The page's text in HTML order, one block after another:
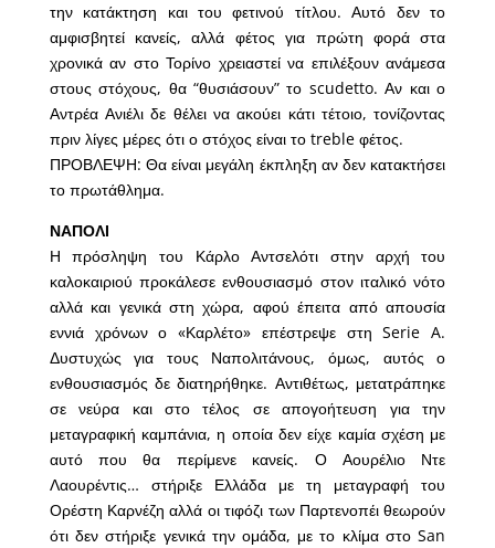
την κατάκτηση και του φετινού τίτλου. Αυτό δεν το
αμφισβητεί κανείς, αλλά φέτος για πρώτη φορά στα
χρονικά αν στο Τορίνο χρειαστεί να επιλέξουν ανάμεσα
στους στόχους, θα “θυσιάσουν” το scudetto. Αν και ο
Αντρέα Ανιέλι δε θέλει να ακούει κάτι τέτοιο, τονίζοντας
πριν λίγες μέρες ότι ο στόχος είναι το treble φέτος.
ΠΡΟΒΛΕΨΗ: Θα είναι μεγάλη έκπληξη αν δεν κατακτήσει
το πρωτάθλημα.
ΝΑΠΟΛΙ
Η πρόσληψη του Κάρλο Αντσελότι στην αρχή του
καλοκαιριού προκάλεσε ενθουσιασμό στον ιταλικό νότο
αλλά και γενικά στη χώρα, αφού έπειτα από απουσία
εννιά χρόνων ο «Καρλέτο» επέστρεψε στη Serie A.
Δυστυχώς για τους Ναπολιτάνους, όμως, αυτός ο
ενθουσιασμός δε διατηρήθηκε. Αντιθέτως, μετατράπηκε
σε νεύρα και στο τέλος σε απογοήτευση για την
μεταγραφική καμπάνια, η οποία δεν είχε καμία σχέση με
αυτό που θα περίμενε κανείς. Ο Αουρέλιο Ντε
Λαουρέντις… στήριξε Ελλάδα με τη μεταγραφή του
Ορέστη Καρνέζη αλλά οι τιφόζι των Παρτενοπέι θεωρούν
ότι δεν στήριξε γενικά την ομάδα, με το κλίμα στο San